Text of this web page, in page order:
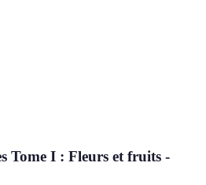
Tome I : Fleurs et fruits -